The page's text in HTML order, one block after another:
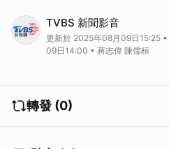
不是吃越多越好？！醫師揭吃對「這食
TVBS 新聞影音
更新於 2025年08月09日15:25
09日14:00 • 蔣志偉 陳儒桓
轉發 (0)